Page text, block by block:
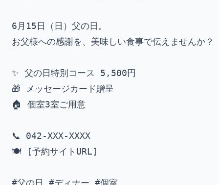
6月15日（日）父の日。
お父様への感謝を、美味しい食事で伝えませんか？
✨ 父の日特別コース 5,500円
🎁 メッセージカード贈呈
🏠 個室3室ご用意
📞 042-XXX-XXXX
🍽 [予約サイトURL]